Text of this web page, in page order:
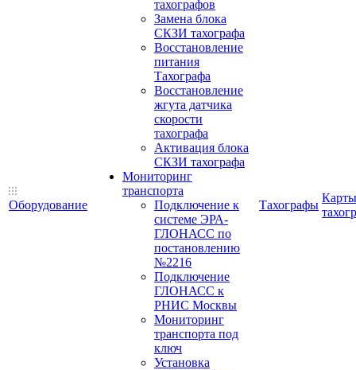
Оборудование
тахографов
Замена блока
СКЗИ тахографа
Восстановление
питания
Тахографа
Восстановление
жгута датчика
скорости
тахографа
Активация блока
СКЗИ тахографа
Мониторинг
транспорта
Подключение к
системе ЭРА-
ГЛОНАСС по
постановлению
№2216
Подключение
ГЛОНАСС к
РНИС Москвы
Мониторинг
транспорта под
ключ
Установка
Тахографы
Карты